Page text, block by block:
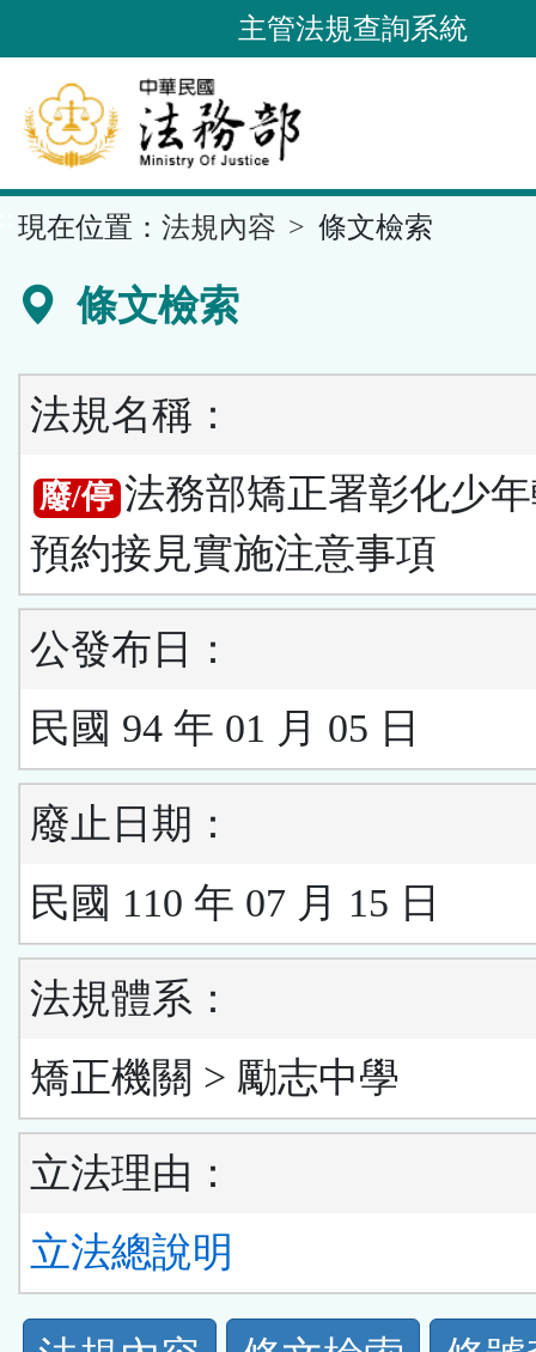
到
要
內
容
區
主管法規查詢系統
現在位置： 法規內容 條文檢索
條文檢索
法規名稱：
廢/停 法務部矯正署彰化少
預約接見實施注意事項
公發布日：
民國 94 年 01 月 05 日
廢止日期：
民國 110 年 07 月 15 日
法規體系：
矯正機關 > 勵志中學
立法理由：
立法總說明
法